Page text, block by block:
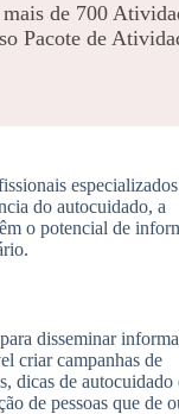
de 700
Pacote de
do autocuidado, a
o potencial de
disseminar
criar campanhas de
dicas de autocuidado
de pessoas que de